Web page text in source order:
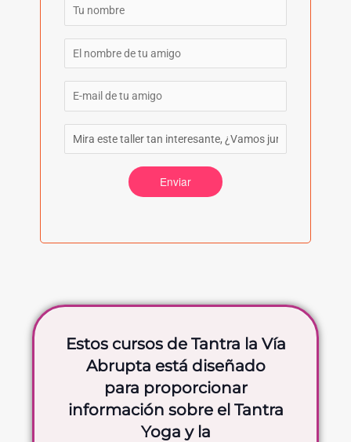
Estos cursos de Tantra la Vía
Abrupta está diseñado
para proporcionar
información sobre el Tantra
Yoga y la